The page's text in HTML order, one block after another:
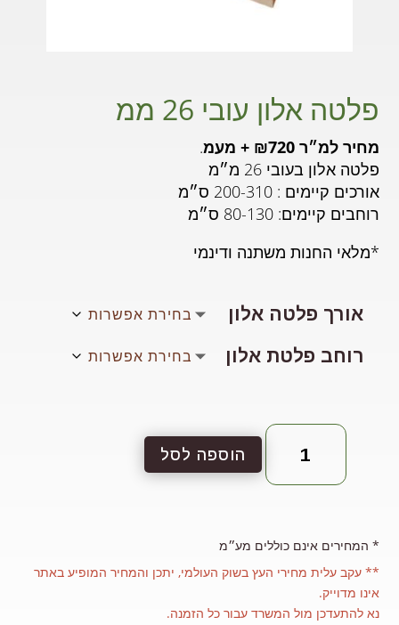
פלטה אלון עובי 26 ממ
מחיר למ״ר ₪720 + מעמ
.
פלטה אלון בעובי 26 מ״מ
אורכים קיימים : 200-310 ס״מ
רוחבים קיימים: 80-130 ס״מ
*מלאי החנות משתנה ודינמי
אורך פלטה אלון
רוחב פלטת אלון
כמות
פלטה
ממ
הוספה לסל
המחירים אינם כוללים מע״מ *
** עקב עלית מחירי העץ בשוק העולמי, יתכן והמחיר המופיע באתר
אינו מדוייק.
נא להתעדכן מול המשרד עבור כל הזמנה.